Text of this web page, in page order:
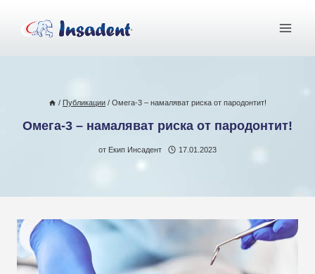
съдържанието
/ Публикации / Омега-3 – намаляват риска от пародонтит!
Омега-3 – намаляват риска от пародонтит!
от Екип Инсадент 17.01.2023